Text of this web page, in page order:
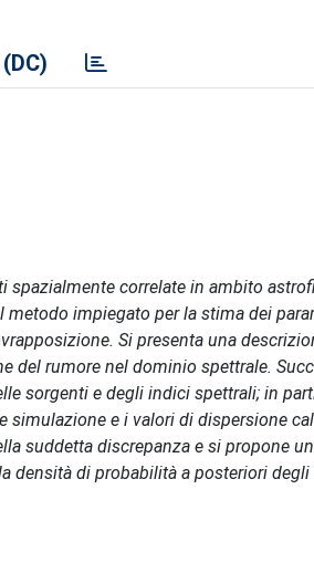
spazialmente correlate in ambito
impiegato per la stima dei
Si presenta una
del rumore nel dominio spettrale.
sorgenti e degli indici spettrali; in
e i valori di dispersione
suddetta discrepanza e si propone
di probabilità a posteriori